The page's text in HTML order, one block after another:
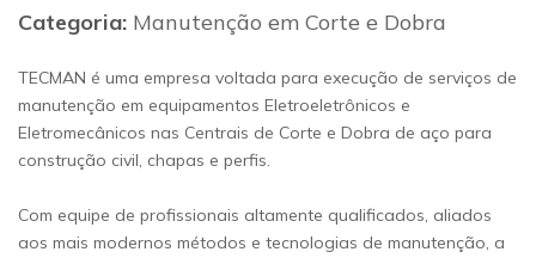
Categoria: Manutenção em Corte e Dobra
TECMAN é uma empresa voltada para execução de serviços de
manutenção em equipamentos Eletroeletrônicos e
Eletromecânicos nas Centrais de Corte e Dobra de aço para
construção civil, chapas e perfis.
Com equipe de profissionais altamente qualificados, aliados
aos mais modernos métodos e tecnologias de manutenção, a